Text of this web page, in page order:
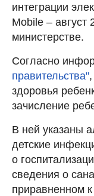
интеграции
Mobile – август
министерстве.
Согласно
правительства"
здоровья
зачисление
В ней указаны
детские
о
сведения о
приравненном